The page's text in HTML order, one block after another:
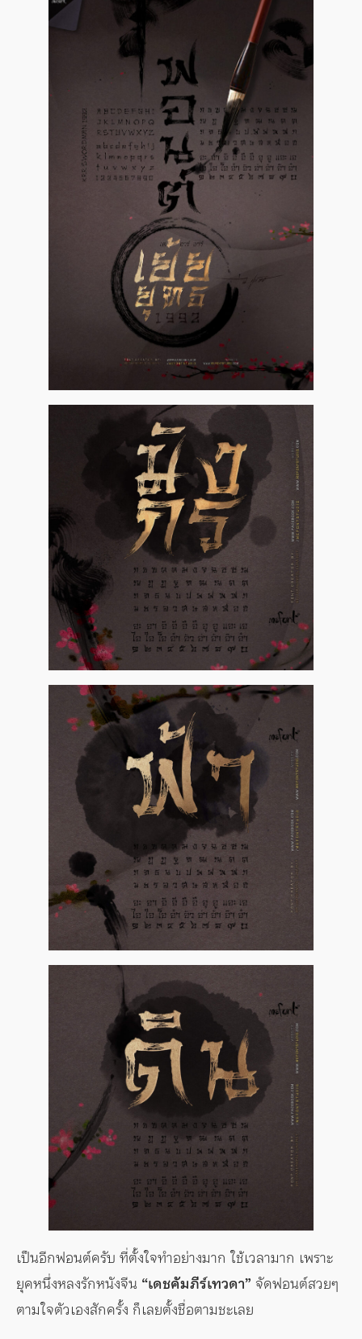
เป็นอีกฟอนต์ครับ ที่ตั้งใจทำอย่างมาก ใช้เวลามาก เพราะ
ยุคหนึ่งหลงรักหนังจีน “เดชคัมภีร์เทวดา” จัดฟอนต์สวยๆ
ตามใจตัวเองสักครั้ง ก็เลยตั้งชื่อตามชะเลย